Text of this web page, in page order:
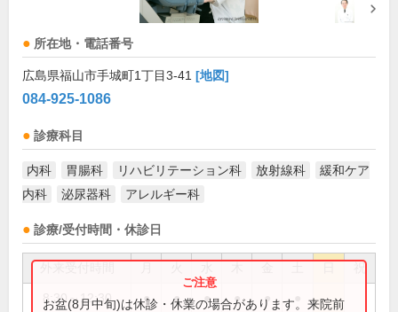
所在地・電話番号
広島県福山市手城町1丁目3-41 [地図]
084-925-1086
診療科目
内科 胃腸科 リハビリテーション科 放射線科
緩和ケア
内科
泌尿器科 アレルギー科
診療/受付時間・休診日
祝
8:30～12:30 ● ● ● ● ●
お盆(8月中旬)は休診・休業の場合があります。来院前